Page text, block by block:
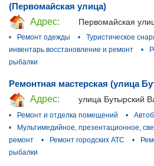
(Первомайская улица)
Адрес:
Первомайская
•
Ремонт одежды • Туристическое
инвентарь восстановление и ремонт
•
рыбалки
Ремонтная мастерская (улица
Адрес:
улица Бутырский
•
Ремонт и отделка помещений •
•
Мультимедийное, презентационное,
ремонт
• Ремонт городских АТС •
рыбалки